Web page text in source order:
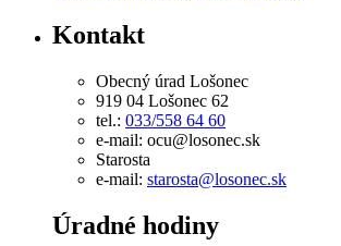
Kontakt
Obecný úrad Lošonec
919 04 Lošonec 62
tel.: 033/558 64 60
e-mail: ocu@losonec.sk
Starosta
e-mail: starosta@losonec.sk
Úradné hodiny